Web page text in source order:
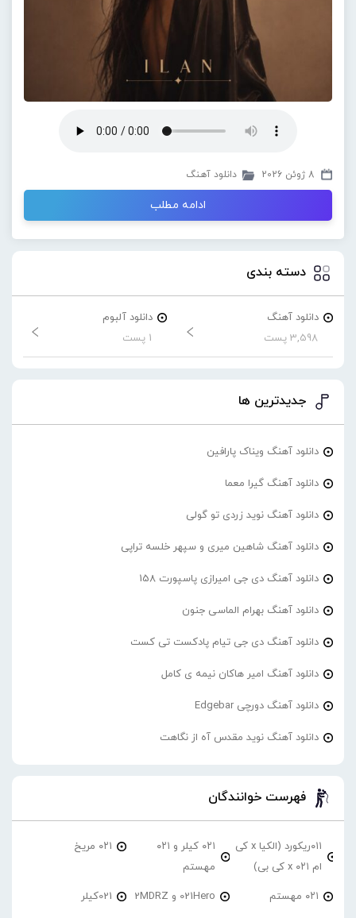
8 ژوئن 2026 دانلود آهنگ
ادامه مطلب
دسته بندی
دانلود آهنگ
3,598 پست
دانلود آلبوم
1 پست
جدیدترین ها
دانلود آهنگ ویناک پارافین
دانلود آهنگ گیرا معما
دانلود آهنگ نوید زردی تو گولی
دانلود آهنگ شاهین میری و سپهر خلسه تراپی
دانلود آهنگ دی جی امیرازی پاسپورت 158
دانلود آهنگ بهرام الماسی جنون
دانلود آهنگ دی جی تیام پادکست تی کست
دانلود آهنگ امیر هاکان نیمه ی کامل
دانلود آهنگ دورچی Edgebar
دانلود آهنگ نوید مقدس آه از نگاهت
فهرست خوانندگان
۰۱۱ریکورد (الکیا x کی
ام ۰۲۱ x کی بی)
۰۲۱ کیلر و ۰۲۱
مهستم
۰۲۱ مریخ
۰۲۱ مهستم 021Hero و 2MDRZ 021کیلر